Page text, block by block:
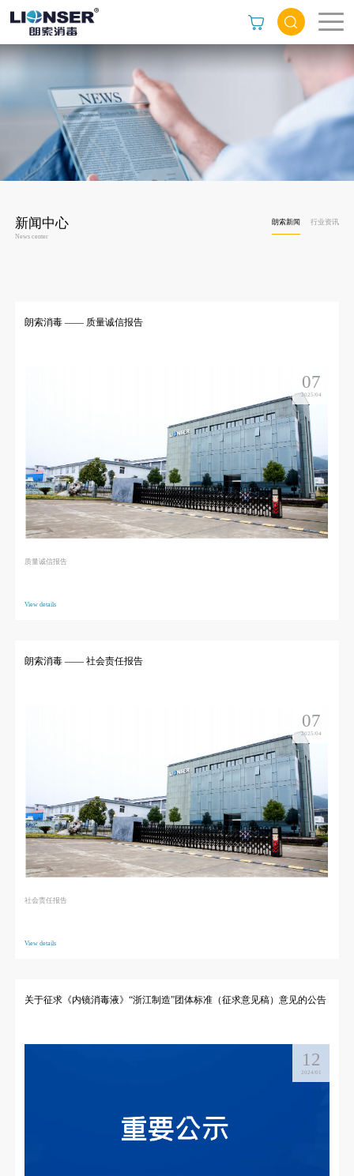
新闻中心
News center
朗索新闻 行业资讯
朗索消毒 —— 质量诚信报告
07
2025/04
质量诚信报告
View details
朗索消毒 —— 社会责任报告
07
2025/04
社会责任报告
View details
关于征求《内镜消毒液》“浙江制造”团体标准（征求意见稿）意见的公告
12
2024/01